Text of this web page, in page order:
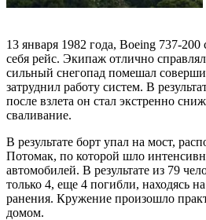
13 января 1982 года, Boeing 737-
себя рейс. Экипаж отлично
сильный снегопад помешал
затруднил работу систем. В
после взлета он стал экстренно
сваливание.
В результате борт упал на мост,
Потомак, по которой шло
автомобилей. В результате из 79
только 4, еще 4 погибли, находясь
ранения. Кружение произошло
домом.